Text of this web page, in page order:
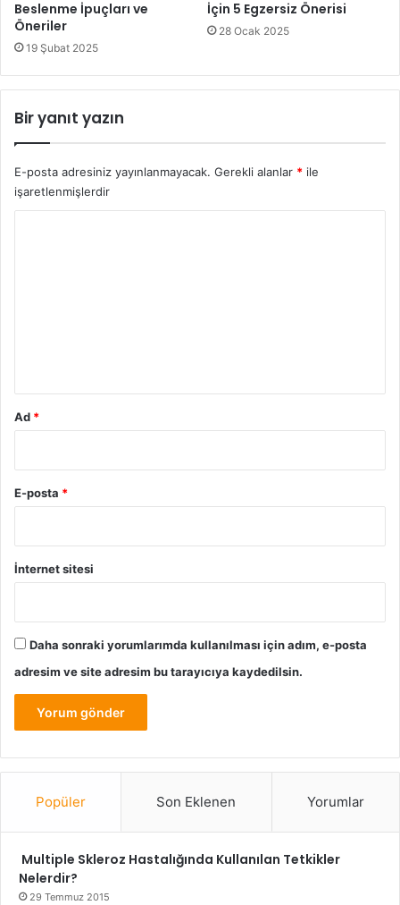
Beslenme İpuçları ve
Öneriler
19 Şubat 2025
İçin 5 Egzersiz Önerisi
28 Ocak 2025
Bir yanıt yazın
E-posta adresiniz yayınlanmayacak. Gerekli alanlar * ile
işaretlenmişlerdir
Ad *
E-posta *
İnternet sitesi
Daha sonraki yorumlarımda kullanılması için adım, e-posta
adresim ve site adresim bu tarayıcıya kaydedilsin.
Popüler Son Eklenen Yorumlar
Multiple Skleroz Hastalığında Kullanılan Tetkikler
Nelerdir?
29 Temmuz 2015